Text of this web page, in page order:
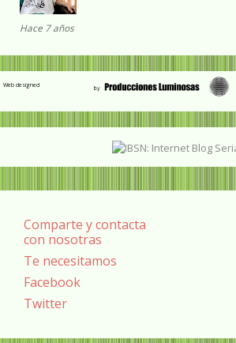
Hace 7 años
Web designed
Comparte y contacta
con nosotras
Te necesitamos
Facebook
Twitter